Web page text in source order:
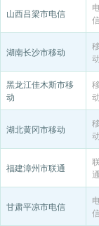
山西吕梁市电信
湖南长沙市移动
移
动
黑龙江佳木斯市移
动
移
动
湖北黄冈市移动
移
动
福建漳州市联通
联
通
甘肃平凉市电信